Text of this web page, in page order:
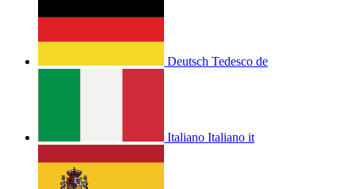
Deutsch Tedesco de
Italiano Italiano it